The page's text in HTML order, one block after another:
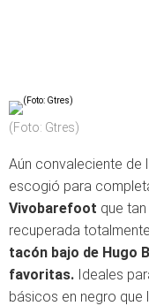
(Foto: Gtres)
Aún convaleciente de
escogió para
Vivobarefoot que
recuperada
tacón bajo de Hugo
favoritas. Ideales
básicos en negro que